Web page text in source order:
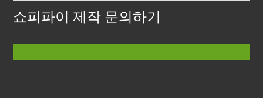
쇼피파이 제작 문의하기